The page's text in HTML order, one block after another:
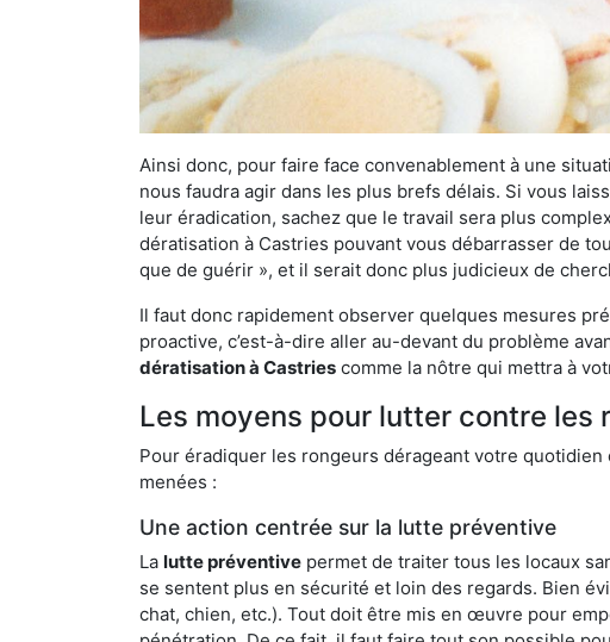
Ainsi donc, pour faire face convenablement à une
nous faudra agir dans les plus brefs délais. Si vous
leur éradication, sachez que le travail sera plus
dératisation à Castries pouvant vous débarrasser de
que de guérir », et il serait donc plus judicieux de
Il faut donc rapidement observer quelques mesures
proactive, c’est-à-dire aller au-devant du problème
dératisation à Castries comme la nôtre qui mettra à
Les moyens pour lutter contre les
Pour éradiquer les rongeurs dérageant votre
menées :
Une action centrée sur la lutte préventive
La lutte préventive permet de traiter tous les locaux
se sentent plus en sécurité et loin des regards. Bien
chat, chien, etc.). Tout doit être mis en œuvre pour